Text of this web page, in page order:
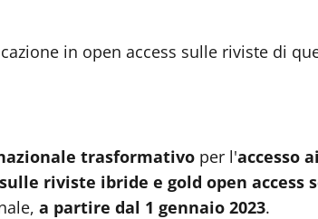
in open access sulle riviste di
trasformativo per l'accesso
riviste ibride e gold open access
a partire dal 1 gennaio 2023.